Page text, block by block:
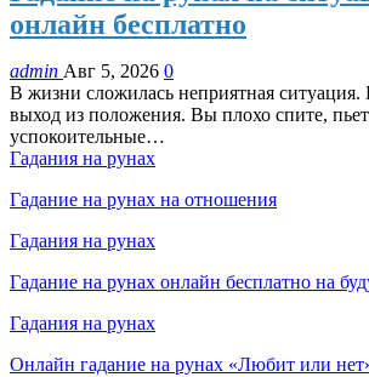
онлайн бесплатно
admin Авг 5, 2026 0
В жизни сложилась неприятная
выход из положения. Вы плохо спите,
успокоительные…
Гадания на рунах
Гадание на рунах на отношения
Гадания на рунах
Гадание на рунах онлайн бесплатно на
Гадания на рунах
Онлайн гадание на рунах «Любит или